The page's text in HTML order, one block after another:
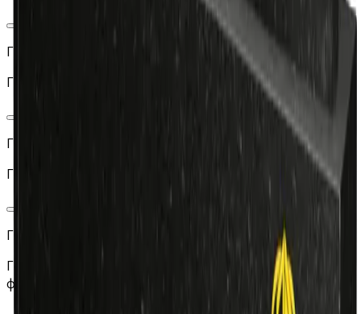
Г02-01
Горизонтальная стела в форме экрана
Г02-04
Горизонтальная стела Зкран с эффектом «корки»
Г02-05
Горизонтальная стела Экран c неполированными
фасками